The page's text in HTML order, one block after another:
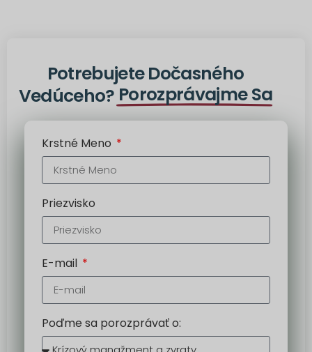
Potrebujete Dočasného
Vedúceho? Porozprávajme Sa
Krstné Meno
Priezvisko
E-mail
Poďme sa porozprávať o: